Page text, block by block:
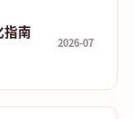
指南
2026-07